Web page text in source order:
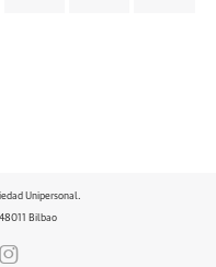
Unipersonal.
Bilbao